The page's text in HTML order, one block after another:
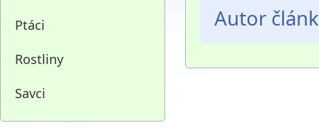
Ptáci
Rostliny
Savci
Autor